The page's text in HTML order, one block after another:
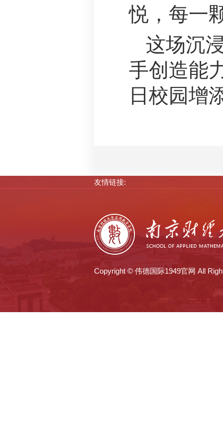
悦，每一
这场沉
手创造能
日校园增
友情链接:
Copyright © 伟德国际1949官网 All